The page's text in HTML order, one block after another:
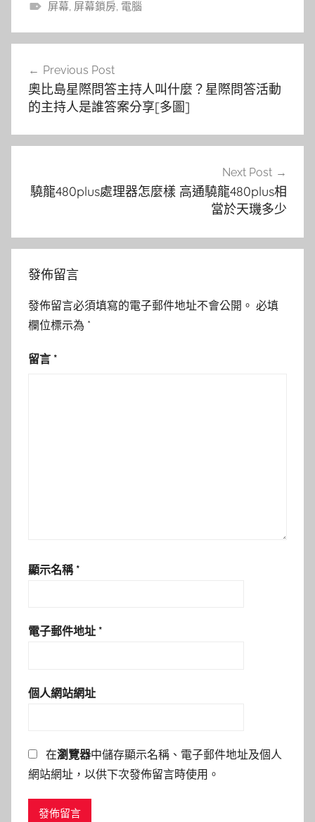
屏幕, 屏幕鎖房, 電腦
覽
Previous Post
奧比島星際問答主持人叫什麼？星際問答活動
的主持人是誰答案分享[多圖]
Next Post
驍龍480plus處理器怎麼樣 高通驍龍480plus相
當於天璣多少
發佈留言
發佈留言必須填寫的電子郵件地址不會公開。 必填
欄位標示為 *
留言 *
顯示名稱 *
電子郵件地址 *
個人網站網址
在瀏覽器中儲存顯示名稱、電子郵件地址及個人
網站網址，以供下次發佈留言時使用。